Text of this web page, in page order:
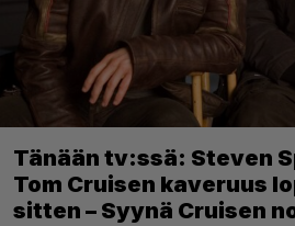
Tänään tv:ssä: Steven
Tom Cruisen kaveruus
sitten – Syynä Cruisen